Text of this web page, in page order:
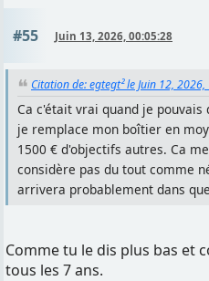
#55 Juin 13, 2026, 00:05:28
Citation de: egtegt² le Juin 12,
Ca c'était vrai quand je
je remplace mon boîtier en
1500 € d'objectifs autres. Ca
considère pas du tout comme
arrivera probablement dans
Comme tu le dis plus bas et
tous les 7 ans.